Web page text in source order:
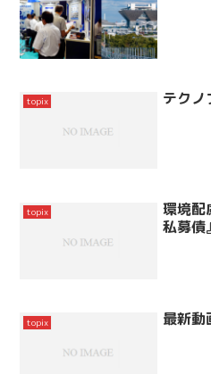
topix テク
topix
環境配
私募債
topix 最新動